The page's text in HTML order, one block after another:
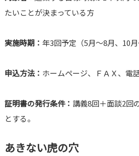
たいことが決まっている方
実施時期： 年3回予定（5月～8月、10月
申込方法： ホームページ、ＦＡＸ、電
証明書の発行条件： 講義8回＋面談2回
とする。
あきない虎の穴